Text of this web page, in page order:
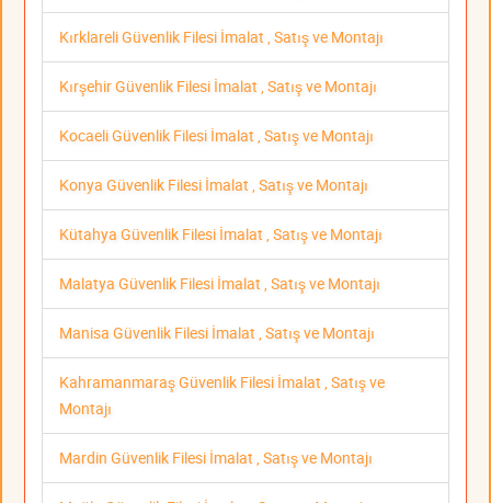
Kırklareli Güvenlik Filesi İmalat , Satış ve Montajı
Kırşehir Güvenlik Filesi İmalat , Satış ve Montajı
Kocaeli Güvenlik Filesi İmalat , Satış ve Montajı
Konya Güvenlik Filesi İmalat , Satış ve Montajı
Kütahya Güvenlik Filesi İmalat , Satış ve Montajı
Malatya Güvenlik Filesi İmalat , Satış ve Montajı
Manisa Güvenlik Filesi İmalat , Satış ve Montajı
Kahramanmaraş Güvenlik Filesi İmalat , Satış ve
Montajı
Mardin Güvenlik Filesi İmalat , Satış ve Montajı